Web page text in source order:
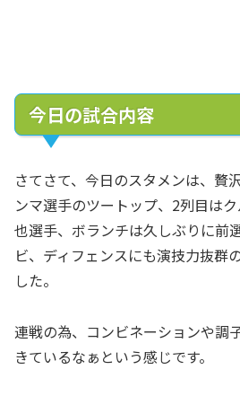
今日の試合内容
さてさて、今日のスタメンは、贅
ンマ選手のツートップ、2列目は
也選手、ボランチは久しぶりに前
ビ、ディフェンスにも演技力抜群
した。
連戦の為、コンビネーションや調
きているなぁという感じです。